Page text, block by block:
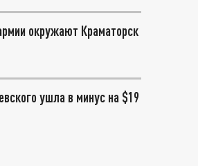
окружают Краматорск
ушла в минус на $19